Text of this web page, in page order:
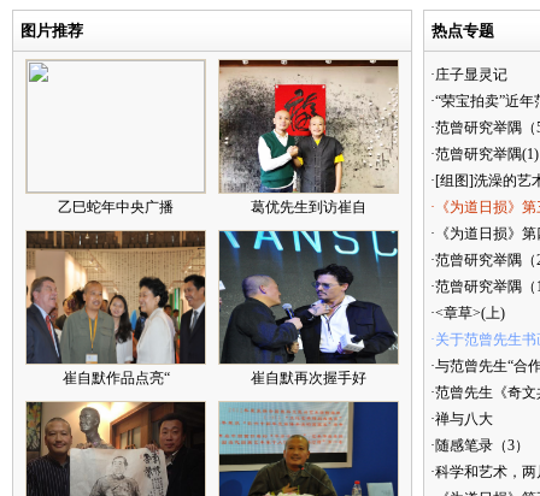
图片推荐
乙巳蛇年中央广播 葛优先生到访崔自
崔自默作品点亮“ 崔自默再次握手好
热点专题
·庄子显灵记
·“荣宝拍卖”近
·范曾研究举隅（
·范曾研究举隅(1)
·[组图]洗澡的艺
·《为道日损》
·《为道日损》
·范曾研究举隅（
·范曾研究举隅（
·<章草>(上)
·关于范曾先生
·与范曾先生“合
·范曾先生《奇
·禅与八大
·随感笔录（3）
·科学和艺术，